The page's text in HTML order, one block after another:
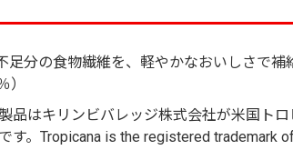
足分の食物繊維を、軽やかなおいしさで
）
品はキリンビバレッジ株式会社が米国ト
す。Tropicana is the registered trademark